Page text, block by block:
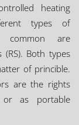
heating
types of
common are
(RS). Both types
of princible.
are the rights
or as portable